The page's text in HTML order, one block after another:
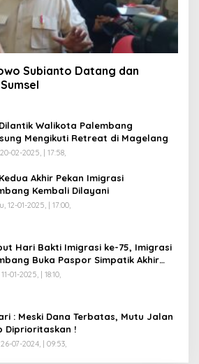
Subianto Datang dan
Walikota Palembang
Mengikuti Retreat di Magelang
02-2025, | 17:58,
Akhir Pekan Imigrasi
Kembali Dilayani
12-01-2025, | 17:00,
Hari Bakti Imigrasi ke-75, Imigrasi
Buka Paspor Simpatik Akhir
01-2025, | 18:10,
: Meski Dana Terbatas, Mutu Jalan
Diprioritaskan !
07-2024, | 09:53,